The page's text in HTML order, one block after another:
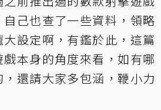
己也查了一些資料，領略
設定啊，有鑑於此，這篇
本身的角度來看，如有哪
還請大家多包涵，鞭小力